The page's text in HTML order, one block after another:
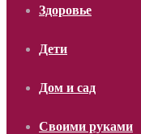
Здоровье
Дети
Дом и сад
Своими руками